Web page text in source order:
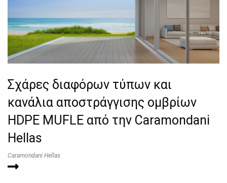
Σχάρες διαφόρων τύπων και
κανάλια αποστράγγισης ομβρίων
HDPE MUFLE από την Caramondani
Hellas
Caramondani Hellas